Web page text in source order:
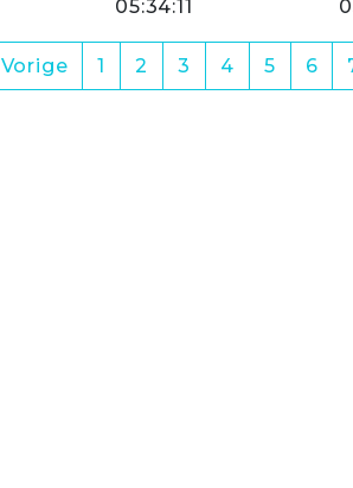
05:34:11
Vorige 1 2 3 4 5 6